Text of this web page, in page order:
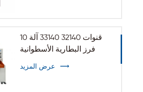
10 قنوات 32140 33140 آلة
فرز البطارية الأسطوانية
عرض المزيد